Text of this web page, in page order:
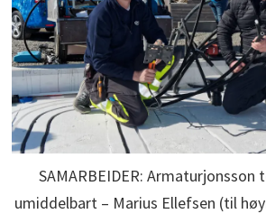
SAMARBEIDER: Armaturjonsson
umiddelbart – Marius Ellefsen (til